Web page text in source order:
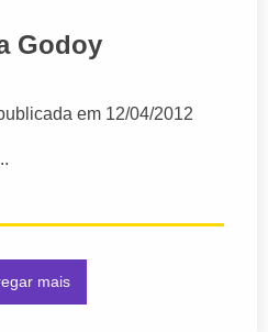
Godoy
em 12/04/2012
mais